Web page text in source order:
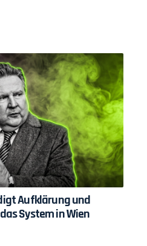
Aufklärung und
System in Wien